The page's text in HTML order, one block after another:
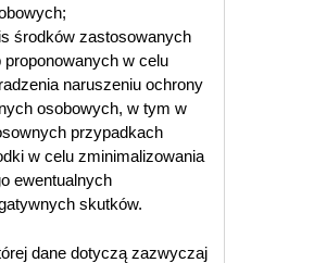
środków zastosowanych
proponowanych w celu
naruszeniu ochrony
osobowych, w tym w
przypadkach
w celu zminimalizowania
ewentualnych
skutków.
dane dotyczą zazwyczaj